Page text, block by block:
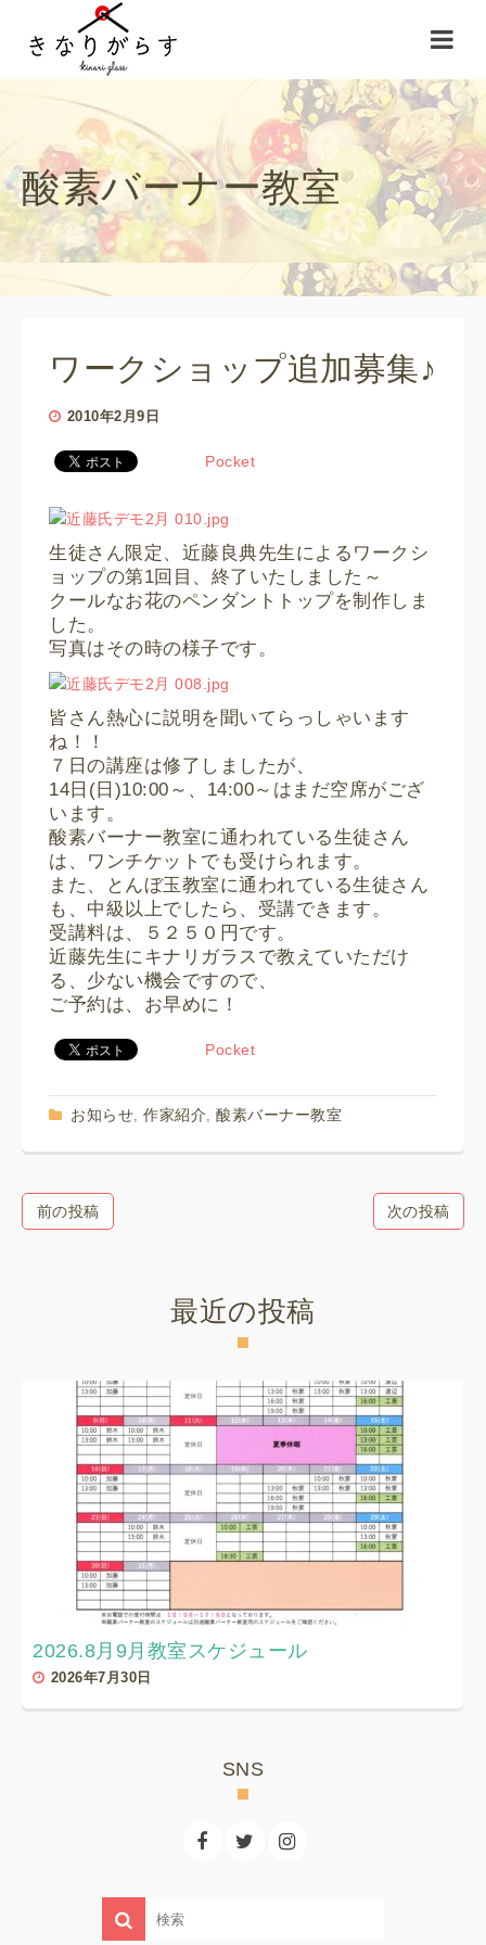
酸素バーナー教室
ワークショップ追加募集♪
2010年2月9日
Pocket
生徒さん限定、近藤良典先生によるワークシ
ョップの第1回目、終了いたしました～
クールなお花のペンダントトップを制作しま
した。
写真はその時の様子です。
皆さん熱心に説明を聞いてらっしゃいます
ね！！
７日の講座は修了しましたが、
14日(日)10:00～、14:00～はまだ空席がござ
います。
酸素バーナー教室に通われている生徒さん
は、ワンチケットでも受けられます。
また、とんぼ玉教室に通われている生徒さん
も、中級以上でしたら、受講できます。
受講料は、５２５０円です。
近藤先生にキナリガラスで教えていただけ
る、少ない機会ですので、
ご予約は、お早めに！
Pocket
お知らせ, 作家紹介, 酸素バーナー教室
前の投稿 次の投稿
最近の投稿
2026.8月9月教室スケジュール
2026年7月30日
SNS